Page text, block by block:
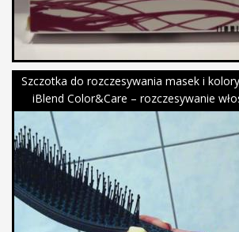
Szczotka do rozczesywania masek i
iBlend Color&Care – rozczesywanie